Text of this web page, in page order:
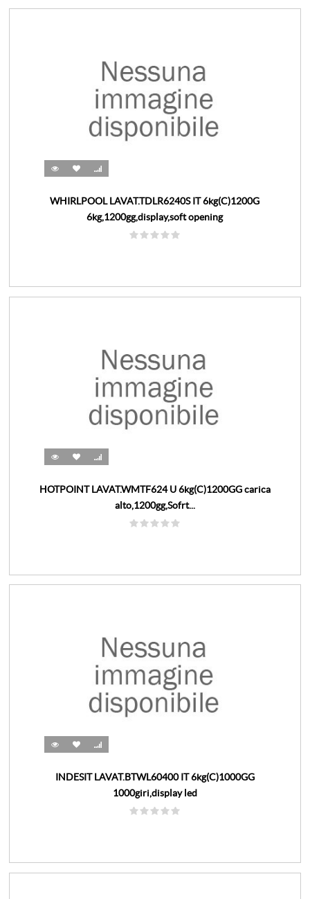
WHIRLPOOL LAVAT.TDLR6240S IT 6kg(C)1200G
6kg,1200gg,display,soft opening
HOTPOINT LAVAT.WMTF624 U 6kg(C)1200GG carica
alto,1200gg,Sofrt...
INDESIT LAVAT.BTWL60400 IT 6kg(C)1000GG
1000giri,display led